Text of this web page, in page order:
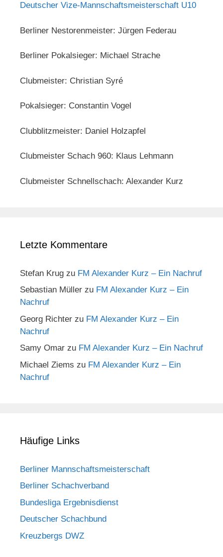
Deutscher Vize-Mannschaftsmeisterschaft U10
Berliner Nestorenmeister: Jürgen Federau
Berliner Pokalsieger: Michael Strache
Clubmeister: Christian Syré
Pokalsieger: Constantin Vogel
Clubblitzmeister: Daniel Holzapfel
Clubmeister Schach 960: Klaus Lehmann
Clubmeister Schnellschach: Alexander Kurz
Letzte Kommentare
Stefan Krug zu FM Alexander Kurz – Ein Nachruf
Sebastian Müller zu FM Alexander Kurz – Ein
Nachruf
Georg Richter zu FM Alexander Kurz – Ein
Nachruf
Samy Omar zu FM Alexander Kurz – Ein Nachruf
Michael Ziems zu FM Alexander Kurz – Ein
Nachruf
Häufige Links
Berliner Mannschaftsmeisterschaft
Berliner Schachverband
Bundesliga Ergebnisdienst
Deutscher Schachbund
Kreuzbergs DWZ